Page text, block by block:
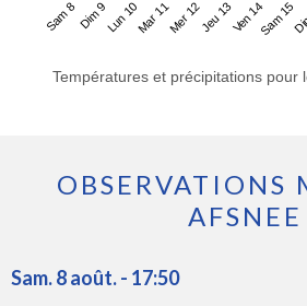
Sam 8Dim 9Lun 10Mar 11Mer 12Jeu 13Ven 14Sam 15
Températures et précipitations pour
OBSERVATIONS
AFSNEE
Sam. 8 août. - 17:50